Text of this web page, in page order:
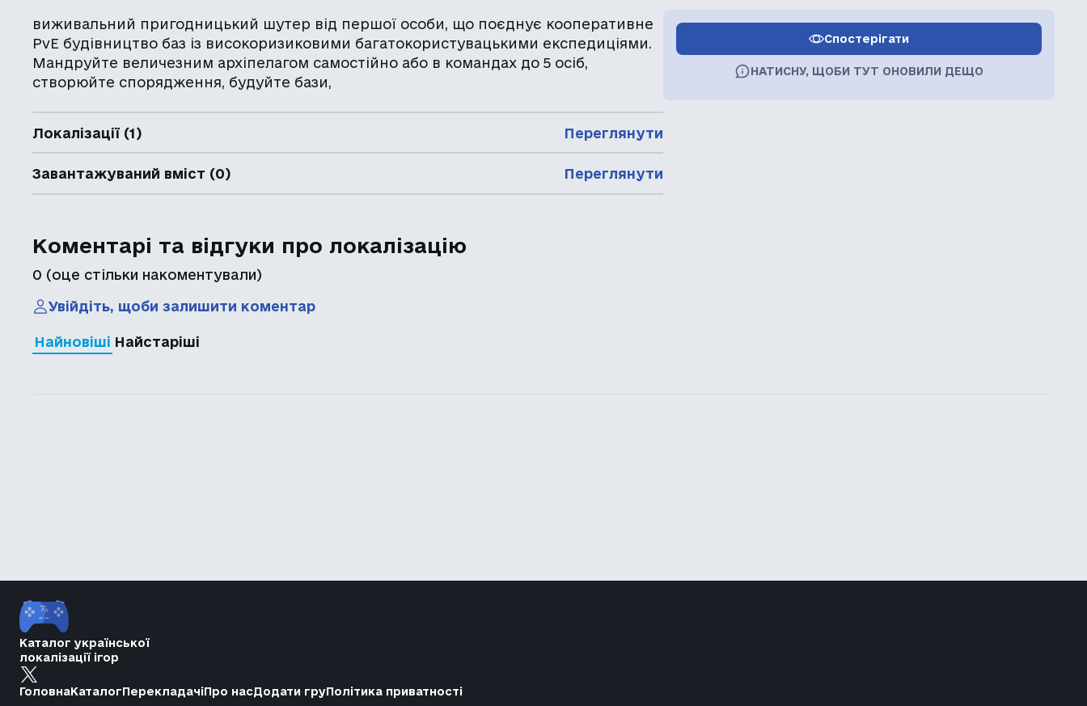
виживальний пригодницький шутер від першої особи, що поєднує кооперативне
PvE будівництво баз із високоризиковими багатокористувацькими експедиціями.
Мандруйте величезним архіпелагом самостійно або в командах до 5 осіб,
створюйте спорядження, будуйте бази,
Локалізації (1) Переглянути
Завантажуваний вміст (0) Переглянути
Коментарі та відгуки про локалізацію
0 (оце стільки накоментували)
Увійдіть, щоби залишити коментар
Найновіші Найстаріші
Спостерігати
НАТИСНУ, ЩОБИ ТУТ ОНОВИЛИ ДЕЩО
Каталог української
локалізації ігор
ГоловнаКаталогПерекладачіПро насДодати груПолітика приватності